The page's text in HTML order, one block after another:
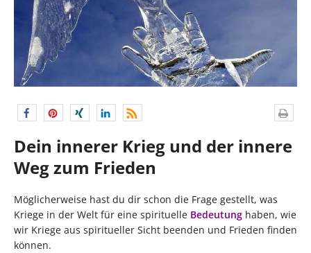
Dein innerer Krieg und der innere
Weg zum Frieden
Möglicherweise hast du dir schon die Frage gestellt, was
Kriege in der Welt für eine spirituelle Bedeutung haben, wie
wir Kriege aus spiritueller Sicht beenden und Frieden finden
können.